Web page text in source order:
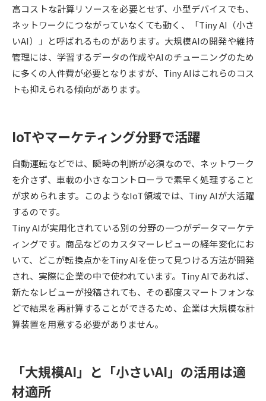
大学研究 大学検索
大学で学べる内容や特徴を調べる
新増設大学・学部・学科特集
新学年スタート号特集ページ
（高3生用）
新学年スタート号特集ページ
（高2生用）
SELFBRAND特集ページ
オープンキャンパスなどを調べる
オープンキャンパス検索 実施プログラムから探す
来場型・Web型イベント特集
受験準備 資料検索
高コストな計算リソースを必要とせず、小型デバイスでも、
ネットワークにつながっていなくても動く、「Tiny AI（小さ
いAI）」と呼ばれるものがあります。大規模AIの開発や維持
管理には、学習するデータの作成やAIのチューニングのため
に多くの人件費が必要となりますが、Tiny AIはこれらのコス
トも抑えられる傾向があります。
IoTやマーケティング分野で活躍
自動運転などでは、瞬時の判断が必須なので、ネットワーク
を介さず、車載の小さなコントローラで素早く処理すること
が求められます。このようなIoT領域では、Tiny AIが大活躍
するのです。
Tiny AIが実用化されている別の分野の一つがデータマーケテ
ィングです。商品などのカスタマーレビューの経年変化にお
いて、どこが転換点かをTiny AIを使って見つける方法が開発
され、実際に企業の中で使われています。Tiny AIであれば、
新たなレビューが投稿されても、その都度スマートフォンな
どで結果を再計算することができるため、企業は大規模な計
算装置を用意する必要がありません。
「大規模AI」と「小さいAI」の活用は適
材適所